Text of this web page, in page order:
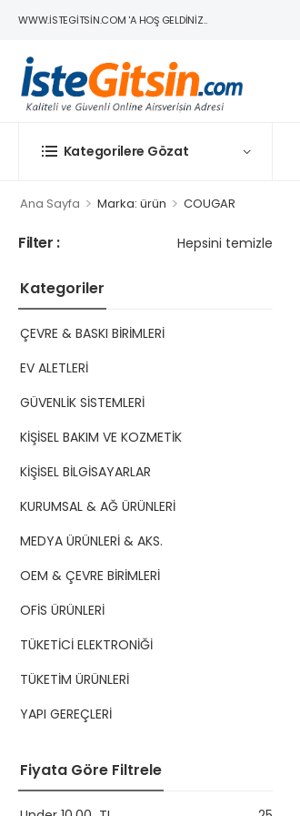
WWW.ISTEGITSIN.COM 'A HOŞ GELDINIZ..
Kategorilere Gözat
Ana Sayfa > Marka: ürün > COUGAR
Filter : Hepsini temizle
Kategoriler
ÇEVRE & BASKI BİRİMLERİ
EV ALETLERİ
GÜVENLİK SİSTEMLERİ
KİŞİSEL BAKIM VE KOZMETİK
KİŞİSEL BİLGİSAYARLAR
KURUMSAL & AĞ ÜRÜNLERİ
MEDYA ÜRÜNLERİ & AKS.
OEM & ÇEVRE BİRİMLERİ
OFİS ÜRÜNLERİ
TÜKETİCİ ELEKTRONİĞİ
TÜKETİM ÜRÜNLERİ
YAPI GEREÇLERİ
Fiyata Göre Filtrele